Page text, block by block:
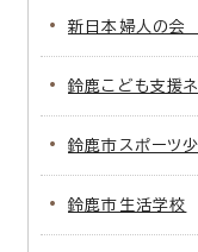
新日本婦人の会
鈴鹿こども支援ネ
鈴鹿市スポーツ
鈴鹿市生活学校